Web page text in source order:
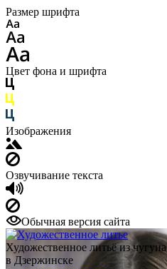
Размер шрифта
Цвет фона и шрифта
Изображения
Озвучивание текста
Обычная версия сайта
Художественное литьё из чугуна
в Дзержинске